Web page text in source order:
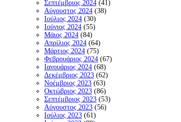
Σεπτέμβριος 2024 (41)
Αύγουστος 2024 (38)
Ιούλιος 2024 (30)
Ιούνιος 2024 (55)
Μάιος 2024 (84)
Απρίλιος 2024 (64)
Μάρτιος 2024 (75)
Φεβρουάριος 2024 (67)
Ιανουάριος 2024 (68)
Δεκέμβριος 2023 (62)
Νοέμβριος 2023 (63)
Οκτώβριος 2023 (86)
Σεπτέμβριος 2023 (53)
Αύγουστος 2023 (56)
Ιούλιος 2023 (61)